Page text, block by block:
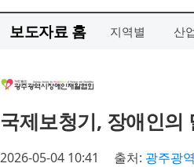
보도자료 홈 지역별 산
국제보청기, 장애인의
2026-05-04 10:41 출처: 광주광